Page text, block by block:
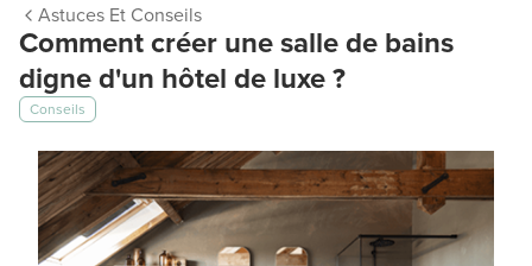
Astuces Et Conseils
Comment créer une salle de bains
digne d'un hôtel de luxe ?
Conseils